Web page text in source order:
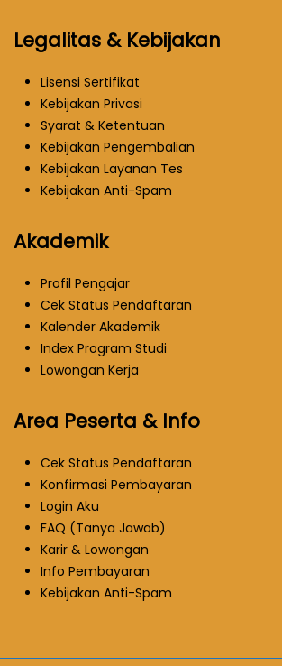
Legalitas & Kebijakan
Lisensi Sertifikat
Kebijakan Privasi
Syarat & Ketentuan
Kebijakan Pengembalian
Kebijakan Layanan Tes
Kebijakan Anti-Spam
Akademik
Profil Pengajar
Cek Status Pendaftaran
Kalender Akademik
Index Program Studi
Lowongan Kerja
Area Peserta & Info
Cek Status Pendaftaran
Konfirmasi Pembayaran
Login Aku
FAQ (Tanya Jawab)
Karir & Lowongan
Info Pembayaran
Kebijakan Anti-Spam